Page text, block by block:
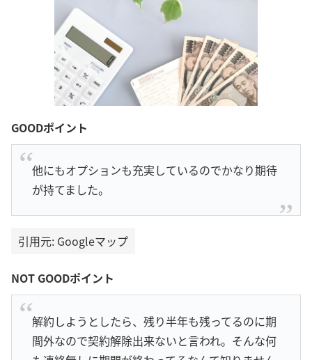
GOODポイント
他にもオプションも充実しているのでかなり期待
が持てました。
引用元: Googleマップ
NOT GOODポイント
解約しようとしたら、残り半年も残ってるのに期
間外なので契約解除出来ないと言われ。そんな何